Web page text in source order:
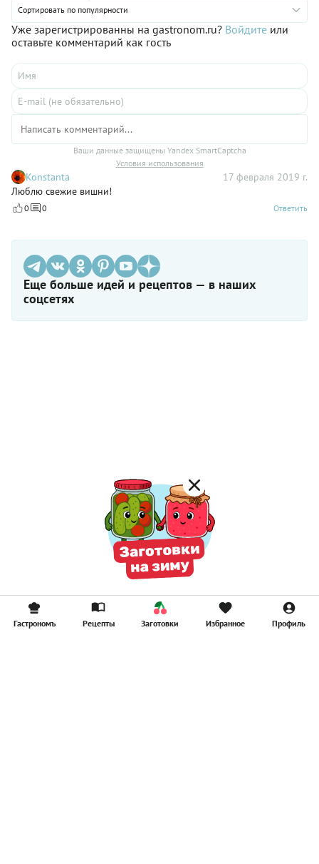
Сортировать по популярности
Уже зарегистрированны на gastronom.ru? Войдите или
оставьте комментарий как гость
Ваши данные защищены Yandex SmartCaptcha
Условия использования
Konstanta
17 февраля 2019 г.
Люблю свежие вишни!
0 0 Ответить
Еще больше идей и рецептов — в наших
соцсетях
Гастрономъ Рецепты Заготовки Избранное Профиль